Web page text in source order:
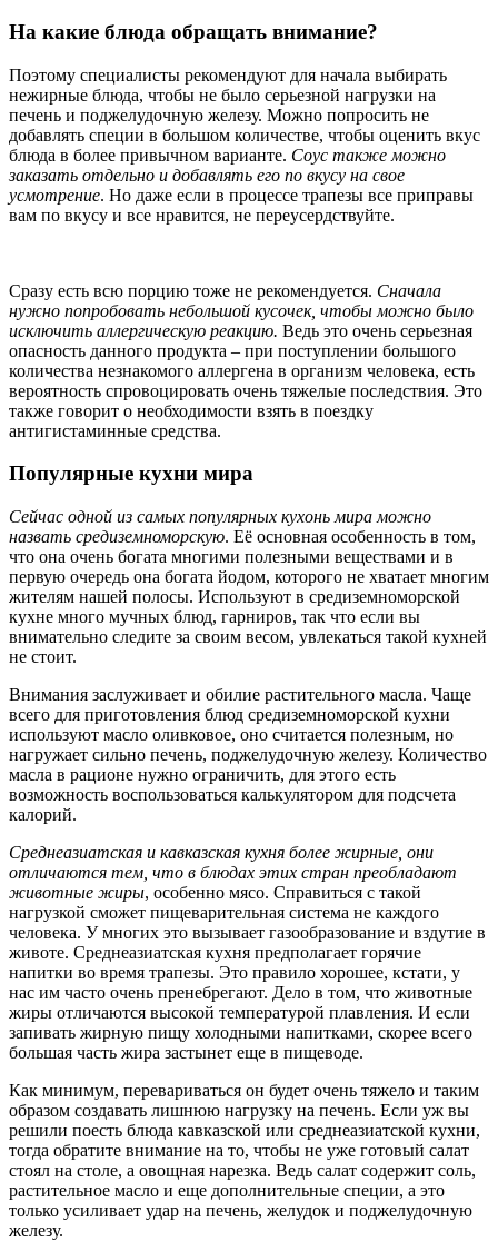
На какие блюда обращать внимание?
Поэтому специалисты рекомендуют для начала выбирать
нежирные блюда, чтобы не было серьезной нагрузки на
печень и поджелудочную железу. Можно попросить не
добавлять специи в большом количестве, чтобы оценить вкус
блюда в более привычном варианте. Соус также можно
заказать отдельно и добавлять его по вкусу на свое
усмотрение. Но даже если в процессе трапезы все приправы
вам по вкусу и все нравится, не переусердствуйте.
Сразу есть всю порцию тоже не рекомендуется. Сначала
нужно попробовать небольшой кусочек, чтобы можно было
исключить аллергическую реакцию. Ведь это очень серьезная
опасность данного продукта – при поступлении большого
количества незнакомого аллергена в организм человека, есть
вероятность спровоцировать очень тяжелые последствия. Это
также говорит о необходимости взять в поездку
антигистаминные средства.
Популярные кухни мира
Сейчас одной из самых популярных кухонь мира можно
назвать средиземноморскую. Её основная особенность в том,
что она очень богата многими полезными веществами и в
первую очередь она богата йодом, которого не хватает многим
жителям нашей полосы. Используют в средиземноморской
кухне много мучных блюд, гарниров, так что если вы
внимательно следите за своим весом, увлекаться такой кухней
не стоит.
Внимания заслуживает и обилие растительного масла. Чаще
всего для приготовления блюд средиземноморской кухни
используют масло оливковое, оно считается полезным, но
нагружает сильно печень, поджелудочную железу. Количество
масла в рационе нужно ограничить, для этого есть
возможность воспользоваться калькулятором для подсчета
калорий.
Среднеазиатская и кавказская кухня более жирные, они
отличаются тем, что в блюдах этих стран преобладают
животные жиры, особенно мясо. Справиться с такой
нагрузкой сможет пищеварительная система не каждого
человека. У многих это вызывает газообразование и вздутие в
животе. Среднеазиатская кухня предполагает горячие
напитки во время трапезы. Это правило хорошее, кстати, у
нас им часто очень пренебрегают. Дело в том, что животные
жиры отличаются высокой температурой плавления. И если
запивать жирную пищу холодными напитками, скорее всего
большая часть жира застынет еще в пищеводе.
Как минимум, перевариваться он будет очень тяжело и таким
образом создавать лишнюю нагрузку на печень. Если уж вы
решили поесть блюда кавказской или среднеазиатской кухни,
тогда обратите внимание на то, чтобы не уже готовый салат
стоял на столе, а овощная нарезка. Ведь салат содержит соль,
растительное масло и еще дополнительные специи, а это
только усиливает удар на печень, желудок и поджелудочную
железу.